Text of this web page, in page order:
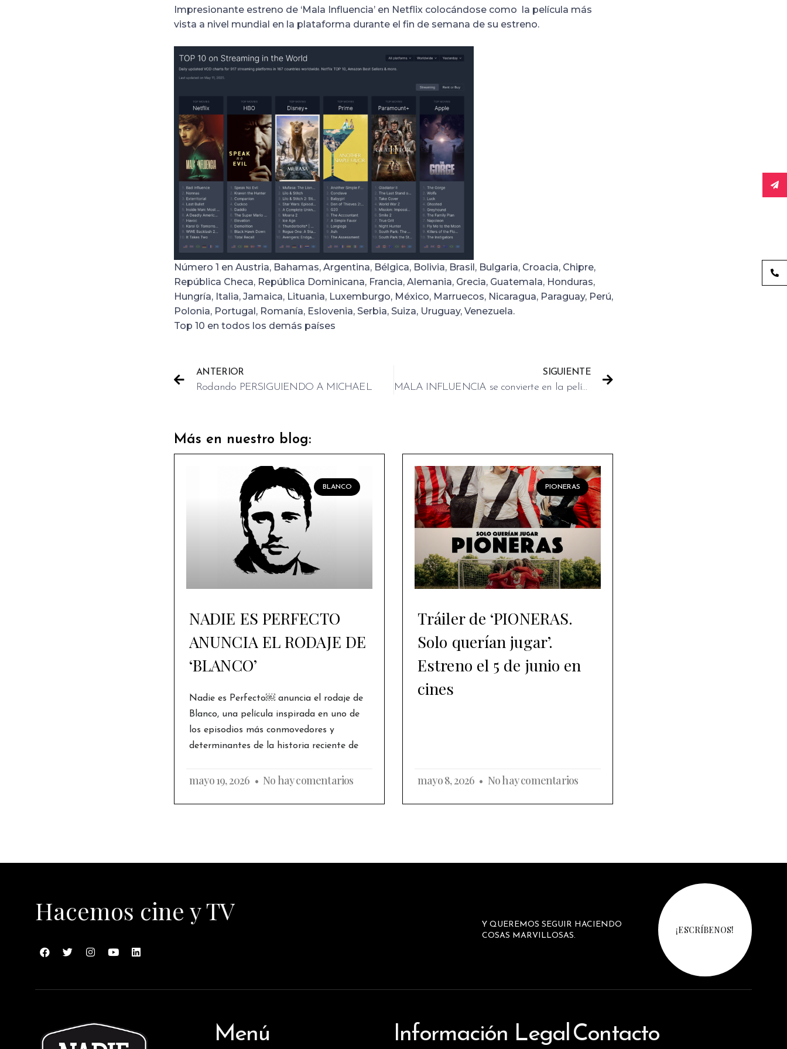
Impresionante estreno de ‘Mala Influencia’ en Netflix colocándose como la película más
vista a nivel mundial en la plataforma durante el fin de semana de su estreno.
Número 1 en Austria, Bahamas, Argentina, Bélgica, Bolivia, Brasil, Bulgaria, Croacia, Chipre,
República Checa, República Dominicana, Francia, Alemania, Grecia, Guatemala, Honduras,
Hungría, Italia, Jamaica, Lituania, Luxemburgo, México, Marruecos, Nicaragua, Paraguay, Perú,
Polonia, Portugal, Romanía, Eslovenia, Serbia, Suiza, Uruguay, Venezuela.
Top 10 en todos los demás países
ANTERIOR
Rodando PERSIGUIENDO A MICHAEL
SIGUIENTE
MALA INFLUENCIA se convierte en la película española más vista del año
Más en nuestro blog:
BLANCO
NADIE ES PERFECTO
ANUNCIA EL RODAJE DE
‘BLANCO’
Nadie es Perfecto￼ anuncia el rodaje de
Blanco, una película inspirada en uno de
los episodios más conmovedores y
determinantes de la historia reciente de
mayo 19, 2026 No hay comentarios
PIONERAS
Tráiler de ‘PIONERAS.
Solo querían jugar’.
Estreno el 5 de junio en
cines
mayo 8, 2026 No hay comentarios
Hacemos cine y TV
Y QUEREMOS SEGUIR HACIENDO
COSAS MARVILLOSAS.
¡ESCRÍBENOS!
Menú Información Legal Contacto